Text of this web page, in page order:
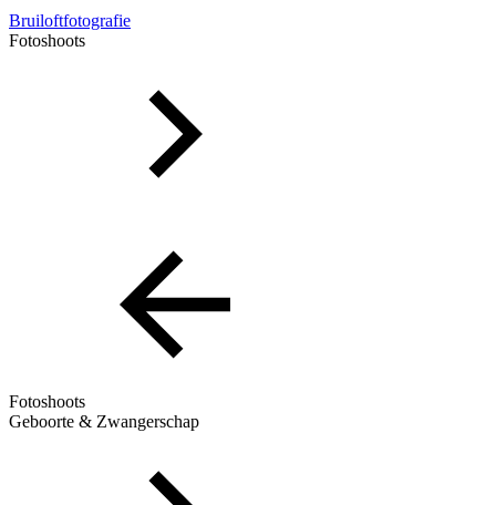
Bruiloftfotografie
Fotoshoots
Fotoshoots
Geboorte & Zwangerschap